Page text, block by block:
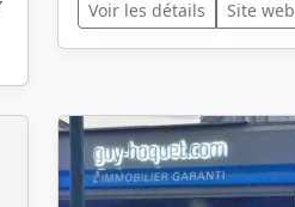
Voir les détails Site